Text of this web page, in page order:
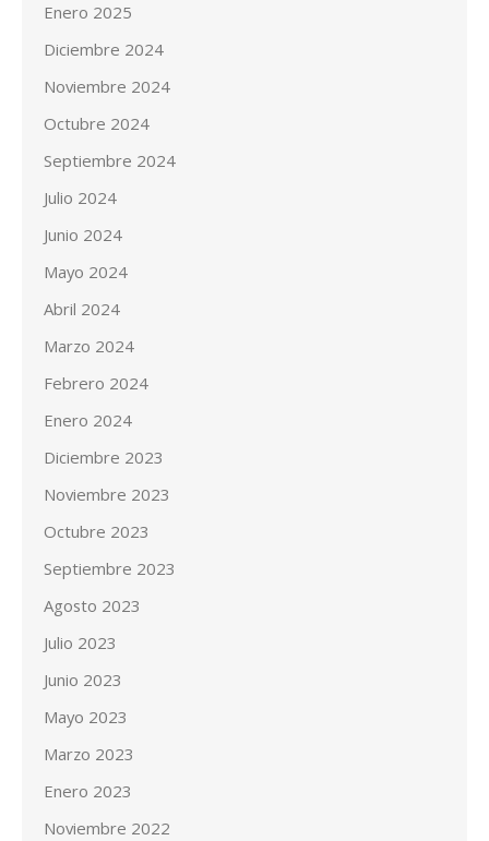
Enero 2025
Diciembre 2024
Noviembre 2024
Octubre 2024
Septiembre 2024
Julio 2024
Junio 2024
Mayo 2024
Abril 2024
Marzo 2024
Febrero 2024
Enero 2024
Diciembre 2023
Noviembre 2023
Octubre 2023
Septiembre 2023
Agosto 2023
Julio 2023
Junio 2023
Mayo 2023
Marzo 2023
Enero 2023
Noviembre 2022